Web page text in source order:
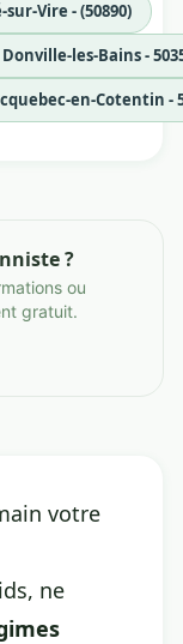
Vire - (50890)
les-Bains -
en-Cotentin -
?
ou
gratuit.
votre
ne